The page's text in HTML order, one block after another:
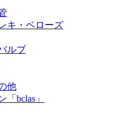
キ・ベローズ
ルブ
他
bclas」